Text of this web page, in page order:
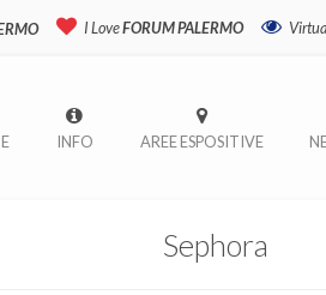
I LoveFORUM PALERMO
INFO AREE ESPOSITIVE
Sephora